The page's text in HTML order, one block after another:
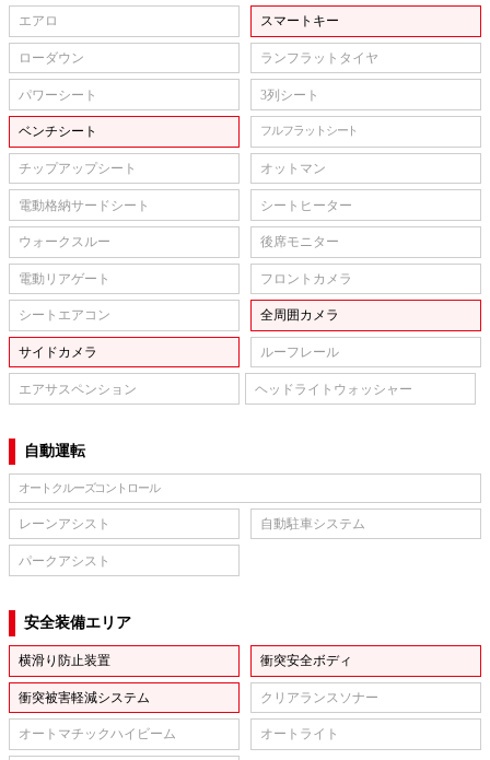
エアロ スマートキー
ローダウン ランフラットタイヤ
パワーシート 3列シート
ベンチシート フルフラットシート
チップアップシート オットマン
電動格納サードシート シートヒーター
ウォークスルー 後席モニター
電動リアゲート フロントカメラ
シートエアコン 全周囲カメラ
サイドカメラ ルーフレール
エアサスペンション ヘッドライトウォッシャー
自動運転
オートクルーズコントロール
レーンアシスト 自動駐車システム
パークアシスト
安全装備エリア
横滑り防止装置 衝突安全ボディ
衝突被害軽減システム クリアランスソナー
オートマチックハイビーム オートライト